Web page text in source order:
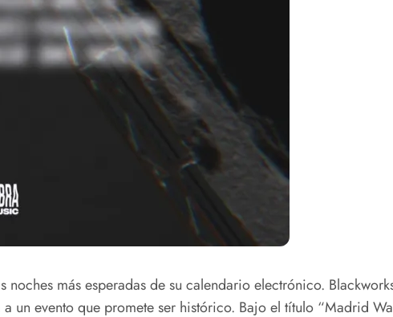
más esperadas de su calendario electrónico.
un evento que promete ser histórico. Bajo el título “Madrid